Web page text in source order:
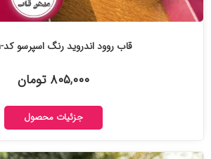
قاب روود اندروید رنگ اسپرسو کد-۱۴۰۰۵۱
۸۰۵,۰۰۰ تومان
جزئیات محصول